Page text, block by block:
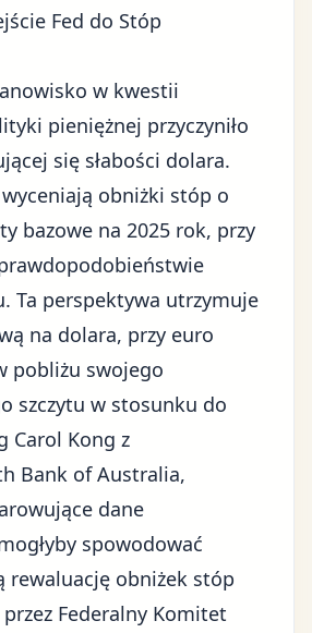
Fed do Stóp
w kwestii
pieniężnej przyczyniło
się słabości dolara.
obniżki stóp o
bazowe na 2025 rok, przy
Ta perspektywa utrzymuje
na dolara, przy euro
pobliżu swojego
szczytu w stosunku do
Carol Kong z
Bank of Australia,
dane
spowodować
rewaluację obniżek stóp
Federalny Komitet